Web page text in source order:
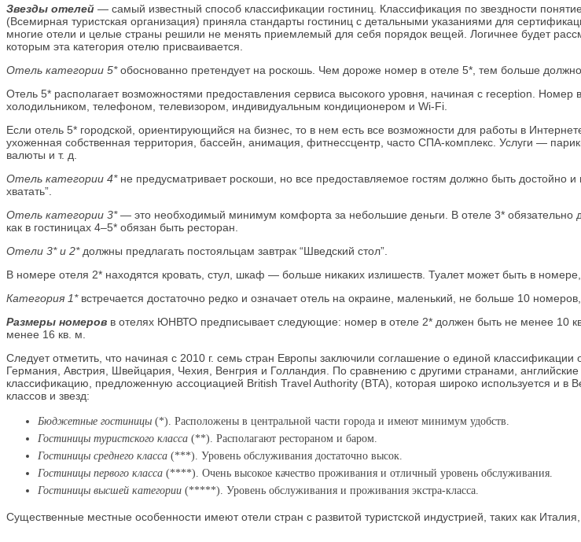
Звезды отелей — самый известный способ классификации гостиниц. Классификация по звездности
(Всемирная туристская организация) приняла стандарты гостиниц с детальными указаниями для
многие отели и целые страны решили не менять приемлемый для себя порядок вещей. Логичнее будет
которым эта категория отелю присваивается.
Отель категории 5*обоснованно претендует на роскошь. Чем дороже номер в отеле 5*, тем больше
Отель 5* располагает возможностями предоставления сервиса высокого уровня, начиная с reception.
холодильником, телефоном, телевизором, индивидуальным кондиционером и Wi-Fi.
Если отель 5* городской, ориентирующийся на бизнес, то в нем есть все возможности для работы в
ухоженная собственная территория, бассейн, анимация, фитнессцентр, часто СПA-комплекс. Услуги —
валюты и т. д.
Отель категории 4* не предусматривает роскоши, но все предоставляемое гостям должно быть достойно
хватать”.
Отель категории 3*— это необходимый минимум комфорта за небольшие деньги. В отеле 3* обязательно
как в гостиницах 4–5* обязан быть ресторан.
Отели 3* и 2* должны предлагать постояльцам завтрак “Шведский стол”.
В номере отеля 2* находятся кровать, стул, шкаф — больше никаких излишеств. Туалет может быть в
Категория 1* встречается достаточно редко и означает отель на окраине, маленький, не больше 10
Размеры номеров в отелях ЮНВТО предписывает следующие: номер в отеле 2* должен быть не менее
менее 16 кв. м.
Следует отметить, что начиная с 2010 г. семь стран Европы заключили соглашение о единой
Германия, Австрия, Швейцария, Чехия, Венгрия и Голландия. По сравнению с другими странами,
классификацию, предложенную ассоциацией British Travel Authority (BTA), которая широко используется и в
классов и звезд:
Бюджетные гостиницы (*). Расположены в центральной части города и имеют минимум удобств.
Гостиницы туристского класса (**). Располагают рестораном и баром.
Гостиницы среднего класса (***). Уровень обслуживания достаточно высок.
Гостиницы первого класса (****). Очень высокое качество проживания и отличный уровень обслуживания.
Гостиницы высшей категории (*****). Уровень обслуживания и проживания экстра-класса.
Существенные местные особенности имеют отели стран с развитой туристской индустрией, таких как